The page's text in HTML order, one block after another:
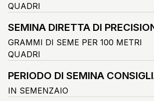
QUADRI
SEMINA DIRETTA DI
GRAMMI DI SEME PER 100 METRI
QUADRI
PERIODO DI SEMINA
IN SEMENZAIO